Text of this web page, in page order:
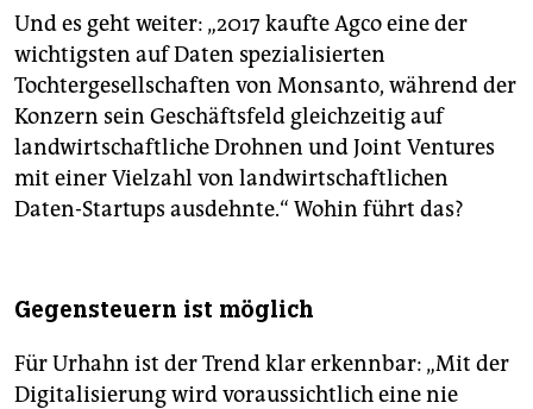
Und es geht weiter: „2017 kaufte Agco eine der
wichtigsten auf Daten spezialisierten
Tochtergesellschaften von Monsanto, während der
Konzern sein Geschäftsfeld gleichzeitig auf
landwirtschaftliche Drohnen und Joint Ventures
mit einer Vielzahl von landwirtschaftlichen
Daten-Startups ausdehnte.“ Wohin führt das?
Gegensteuern ist möglich
Für Urhahn ist der Trend klar erkennbar: „Mit der
Digitalisierung wird voraussichtlich eine nie